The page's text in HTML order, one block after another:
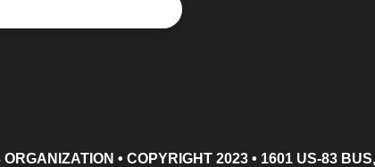
ORGANIZATION • COPYRIGHT 2023 • 1601 US-83